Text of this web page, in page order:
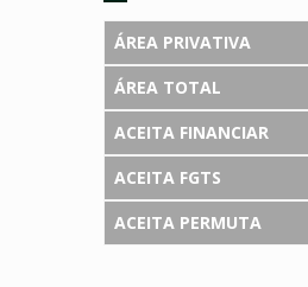
ÁREA PRIVATIVA
ÁREA TOTAL
ACEITA FINANCIAR
ACEITA FGTS
ACEITA PERMUTA